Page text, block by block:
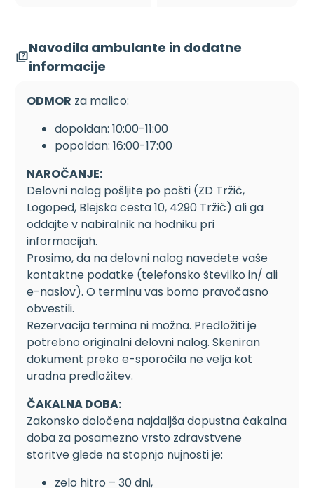
Navodila ambulante in dodatne
informacije
ODMOR za malico:
dopoldan: 10:00-11:00
popoldan: 16:00-17:00
NAROČANJE:
Delovni nalog pošljite po pošti (ZD Tržič,
Logoped, Blejska cesta 10, 4290 Tržič) ali ga
oddajte v nabiralnik na hodniku pri
informacijah.
Prosimo, da na delovni nalog navedete vaše
kontaktne podatke (telefonsko številko in/ ali
e-naslov). O terminu vas bomo pravočasno
obvestili.
Rezervacija termina ni možna. Predložiti je
potrebno originalni delovni nalog. Skeniran
dokument preko e-sporočila ne velja kot
uradna predložitev.
ČAKALNA DOBA:
Zakonsko določena najdaljša dopustna čakalna
doba za posamezno vrsto zdravstvene
storitve glede na stopnjo nujnosti je:
zelo hitro – 30 dni,